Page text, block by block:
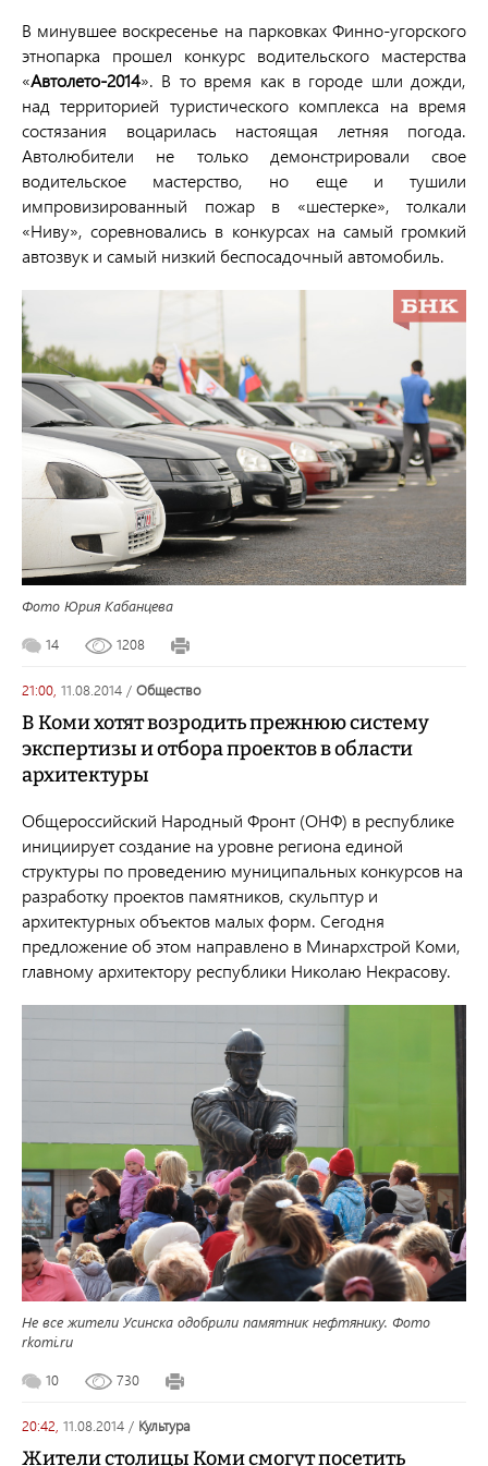
В минувшее воскресенье на парковках Финно-угорского
этнопарка прошел конкурс водительского мастерства
«Автолето-2014». В то время как в городе шли дожди,
над территорией туристического комплекса на время
состязания воцарилась настоящая летняя погода.
Автолюбители не только демонстрировали свое
водительское мастерство, но еще и тушили
импровизированный пожар в «шестерке», толкали
«Ниву», соревновались в конкурсах на самый громкий
автозвук и самый низкий беспосадочный автомобиль.
Фото Юрия Кабанцева
14 1208
21:00, 11.08.2014 / общество
В Коми хотят возродить прежнюю систему
экспертизы и отбора проектов в области
архитектуры
Общероссийский Народный Фронт (ОНФ) в республике
инициирует создание на уровне региона единой
структуры по проведению муниципальных конкурсов на
разработку проектов памятников, скульптур и
архитектурных объектов малых форм. Сегодня
предложение об этом направлено в Минархстрой Коми,
главному архитектору республики Николаю Некрасову.
Не все жители Усинска одобрили памятник нефтянику. Фото
rkomi.ru
10 730
20:42, 11.08.2014 / культура
Жители столицы Коми смогут посетить